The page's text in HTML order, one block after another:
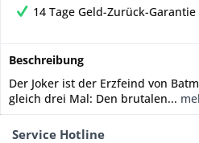
14 Tage Geld-Zurück-Garantie
Beschreibung
Der Joker ist der Erzfeind von
gleich drei Mal: Den brutalen...
Service Hotline